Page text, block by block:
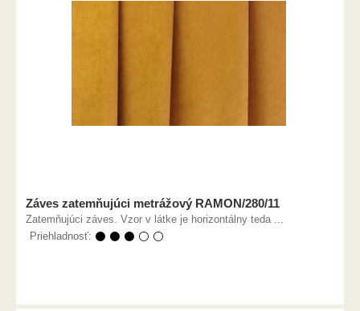
Záves zatemňujúci metrážový RAMON/280/11
Zatemňujúci záves. Vzor v látke je horizontálny teda ...
Priehladnosť: ⚫ ⚫ ⚫ ⚪ ⚪